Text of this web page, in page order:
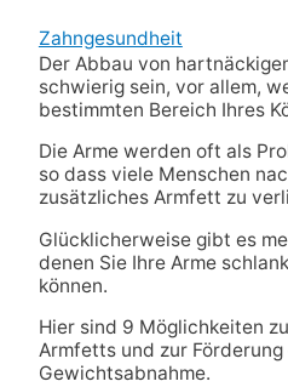
Zahngesundheit
Der Abbau von
schwierig sein, vor allem,
bestimmten Bereich Ihres
Die Arme werden oft als
so dass viele Menschen
zusätzliches Armfett zu
Glücklicherweise gibt es
denen Sie Ihre Arme
können.
Hier sind 9 Möglichkeiten
Armfetts und zur
Gewichtsabnahme.